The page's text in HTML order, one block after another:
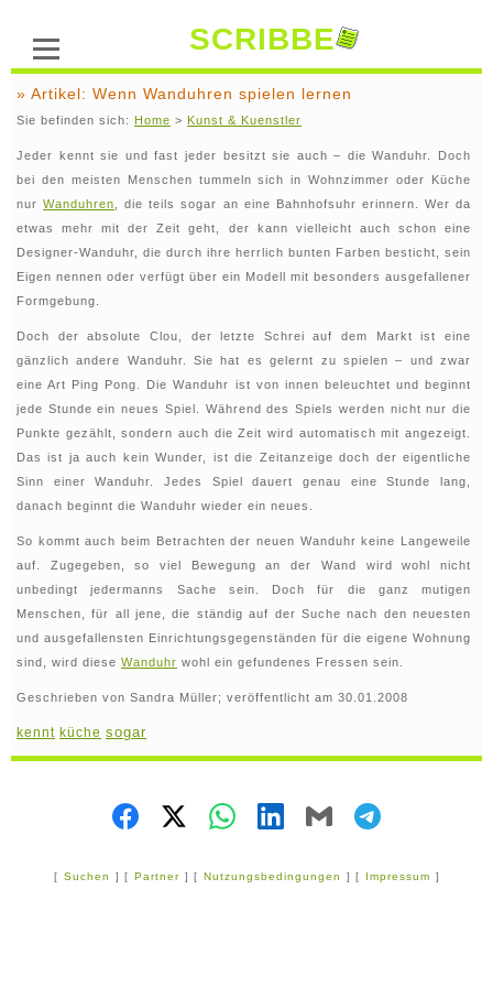
SCRIBBE
» Artikel: Wenn Wanduhren spielen lernen
Sie befinden sich: Home > Kunst & Kuenstler
Jeder kennt sie und fast jeder besitzt sie auch – die Wanduhr. Doch
bei den meisten Menschen tummeln sich in Wohnzimmer oder Küche
nurWanduhren , die teils sogar an eine Bahnhofsuhr erinnern. Wer da
etwas mehr mit der Zeit geht, der kann vielleicht auch schon eine
Designer-Wanduhr, die durch ihre herrlich bunten Farben besticht, sein
Eigen nennen oder verfügt über ein Modell mit besonders ausgefallener
Formgebung.
Doch der absolute Clou, der letzte Schrei auf dem Markt ist eine
gänzlich andere Wanduhr. Sie hat es gelernt zu spielen – und zwar
eine Art Ping Pong. Die Wanduhr ist von innen beleuchtet und beginnt
jede Stunde ein neues Spiel. Während des Spiels werden nicht nur die
Punkte gezählt, sondern auch die Zeit wird automatisch mit angezeigt.
Das ist ja auch kein Wunder, ist die Zeitanzeige doch der eigentliche
Sinn einer Wanduhr. Jedes Spiel dauert genau eine Stunde lang,
danach beginnt die Wanduhr wieder ein neues.
So kommt auch beim Betrachten der neuen Wanduhr keine Langeweile
auf. Zugegeben, so viel Bewegung an der Wand wird wohl nicht
unbedingt jedermanns Sache sein. Doch für die ganz mutigen
Menschen, für all jene, die ständig auf der Suche nach den neuesten
und ausgefallensten Einrichtungsgegenständen für die eigene Wohnung
sind, wird diese Wanduhr wohl ein gefundenes Fressen sein.
Geschrieben von Sandra Müller; veröffentlicht am 30.01.2008
kennt küche sogar
[ Suchen ] [ Partner ] [ Nutzungsbedingungen ] [ Impressum ]